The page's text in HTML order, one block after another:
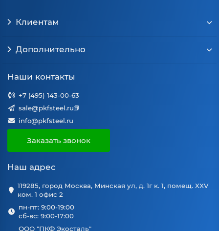
Клиентам
Дополнительно
Наши контакты
+7 (495) 143-00-63
sale@pkfsteel.ru
info@pkfsteel.ru
Заказать звонок
Наш адрес
119285, город Москва, Минская ул, д. 1г к. 1, помещ. XXV
ком. 1 офис 2
пн-пт: 9:00-19:00
сб-вс: 9:00-17:00
ООО "ПКФ Экосталь"